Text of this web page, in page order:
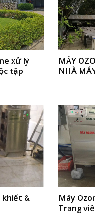
xử lý
tập
MÁY
NHÀ
khiết &
Máy
Trang